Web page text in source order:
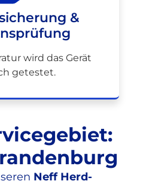
&
wird das Gerät
getestet.
Neff Herd-